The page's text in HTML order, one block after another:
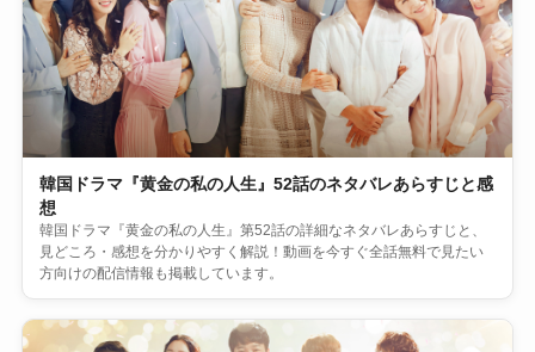
韓国ドラマ『黄金の私の人生』52話のネタバレあらすじと感
想
韓国ドラマ『黄金の私の人生』第52話の詳細なネタバレあらすじと、
見どころ・感想を分かりやすく解説！動画を今すぐ全話無料で見たい
方向けの配信情報も掲載しています。